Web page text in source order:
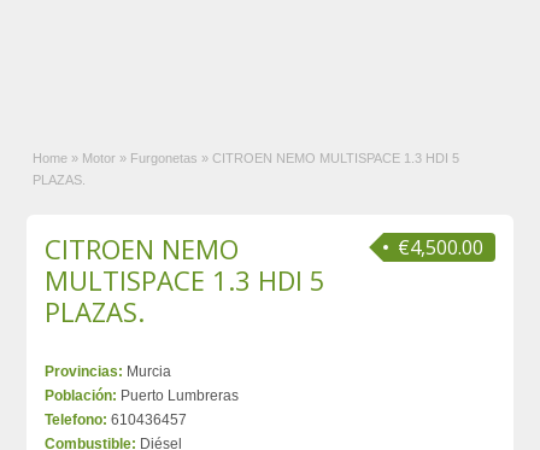
Home » Motor » Furgonetas » CITROEN NEMO MULTISPACE 1.3 HDI 5
PLAZAS.
€4,500.00
CITROEN NEMO
MULTISPACE 1.3 HDI 5
PLAZAS.
Provincias: Murcia
Población: Puerto Lumbreras
Telefono: 610436457
Combustible: Diésel